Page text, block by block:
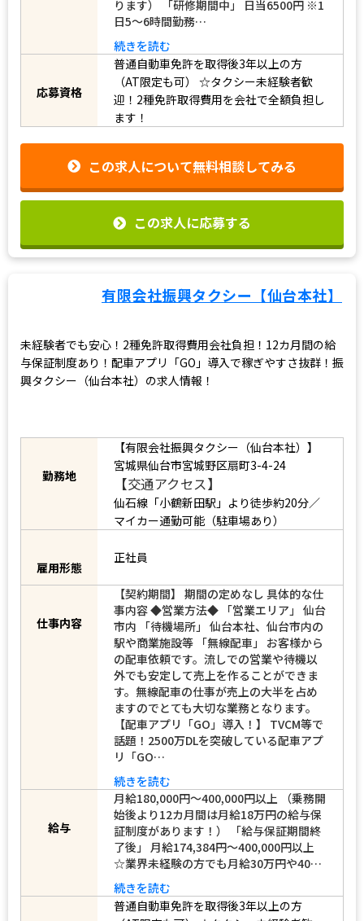
より異なる） 「想定年収」 300万円～
600万円 （勤務シフトや個人の売上によ
ります） 「研修期間中」 日当6500円 ※1
日5〜6時間勤務…
続きを読む
普通自動車免許を取得後3年以上の方
（AT限定も可）☆タクシー未経験者歓
迎！2種免許取得費用を会社で全額負担し
ます！
この求人に応募する
有限会社振興タクシー【仙台本社】
未経験者でも安心！2種免許取得費用会社負担！12カ月間の給
【有限会社振興タクシー（仙台本社）】
宮城県仙台市宮城野区扇町3-4-24
【交通アクセス】
マイカー通勤可能（駐車場あり）
正社員
【契約期間】 期間の定めなし 具体的な仕
事内容 ◆営業方法◆ 「営業エリア」 仙台
市内 「待機場所」 仙台本社、仙台市内の
駅や商業施設等 「無線配車」 お客様から
の配車依頼です。流しでの営業や待機以
外でも安定して売上を作ることができま
す。無線配車の仕事が売上の大半を占め
ますのでとても大切な業務となります。
【配車アプリ「GO」導入！】 TVCM等で
話題！2500万DLを突破している配車アプ
リ「GO…
続きを読む
月給180,000円～400,000円以上 （乗務開
始後より12カ月間は月給18万円の給与保
証制度があります！） 「給与保証期間終
了後」 月給174,384円～400,000円以上
☆業界未経験の方でも月給30万円や40…